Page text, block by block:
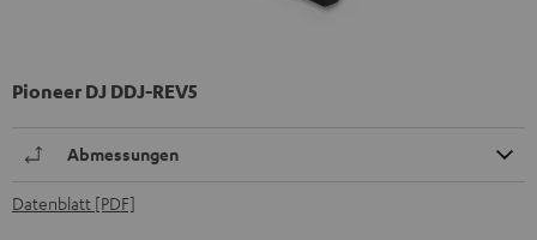
Pioneer DJ DDJ-REV5
Abmessungen
Datenblatt [PDF]